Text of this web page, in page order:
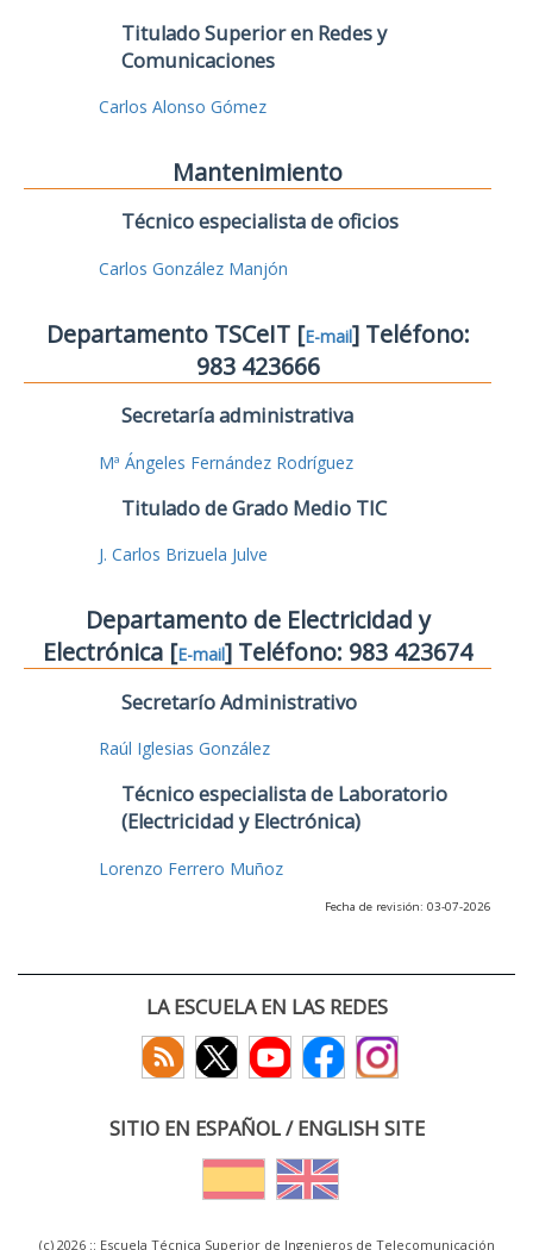
Titulado Superior en Redes y
Comunicaciones
Carlos Alonso Gómez
Mantenimiento
Técnico especialista de oficios
Carlos González Manjón
Departamento TSCeIT [E-mail] Teléfono:
983 423666
Secretaría administrativa
Mª Ángeles Fernández Rodríguez
Titulado de Grado Medio TIC
J. Carlos Brizuela Julve
Departamento de Electricidad y
Electrónica [E-mail] Teléfono: 983 423674
Secretarío Administrativo
Raúl Iglesias González
Técnico especialista de Laboratorio
(Electricidad y Electrónica)
Lorenzo Ferrero Muñoz
Fecha de revisión: 03-07-2026
LA ESCUELA EN LAS REDES
SITIO EN ESPAÑOL / ENGLISH SITE
(c) 2026 :: Escuela Técnica Superior de Ingenieros de Telecomunicación